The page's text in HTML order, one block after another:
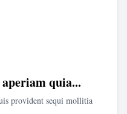
quia...
provident sequi mollitia